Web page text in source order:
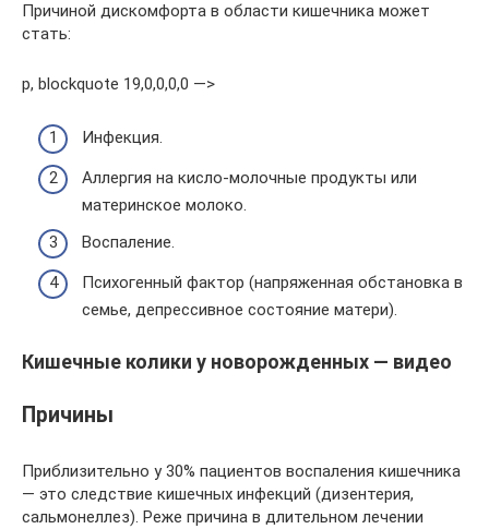
Причиной дискомфорта в области кишечника может
стать:
p, blockquote 19,0,0,0,0 —>
Инфекция.
Аллергия на кисло-молочные продукты или
материнское молоко.
Воспаление.
Психогенный фактор (напряженная обстановка в
семье, депрессивное состояние матери).
Кишечные колики у новорожденных — видео
Причины
Приблизительно у 30% пациентов воспаления кишечника
— это следствие кишечных инфекций (дизентерия,
сальмонеллез). Реже причина в длительном лечении